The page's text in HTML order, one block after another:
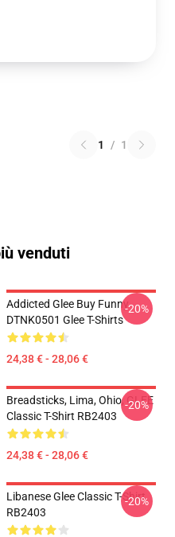
1 / 1
venduti
Addicted Glee Buy Funny
DTNK0501 Glee T-Shirts
24,38 € - 28,06 €
-20%
Breadsticks, Lima, Ohio, GLEE
Classic T-Shirt RB2403
24,38 € - 28,06 €
-20%
Libanese Glee Classic T-Shirt
RB2403
-20%